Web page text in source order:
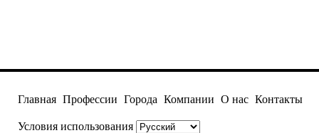
Главная Профессии Города Компании О нас Контакты
Условия использования